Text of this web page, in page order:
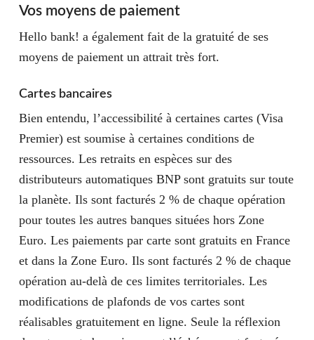
Vos moyens de paiement
Hello bank! a également fait de la gratuité de ses
moyens de paiement un attrait très fort.
Cartes bancaires
Bien entendu, l’accessibilité à certaines cartes (Visa
Premier) est soumise à certaines conditions de
ressources. Les retraits en espèces sur des
distributeurs automatiques BNP sont gratuits sur toute
la planète. Ils sont facturés 2 % de chaque opération
pour toutes les autres banques situées hors Zone
Euro. Les paiements par carte sont gratuits en France
et dans la Zone Euro. Ils sont facturés 2 % de chaque
opération au-delà de ces limites territoriales. Les
modifications de plafonds de vos cartes sont
réalisables gratuitement en ligne. Seule la réflexion